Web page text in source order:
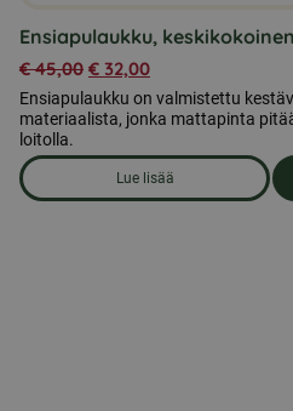
Ensiapulaukku, keskikokoinen
€45,00 € 32,00
Ensiapulaukku on valmistettu
materiaalista, jonka mattapinta
loitolla.
Lue lisää
om produkten